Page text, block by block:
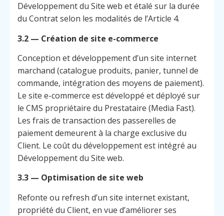
Développement du Site web et étalé sur la durée
du Contrat selon les modalités de l’Article 4.
3.2 — Création de site e-commerce
Conception et développement d’un site internet
marchand (catalogue produits, panier, tunnel de
commande, intégration des moyens de paiement).
Le site e-commerce est développé et déployé sur
le CMS propriétaire du Prestataire (Media Fast).
Les frais de transaction des passerelles de
paiement demeurent à la charge exclusive du
Client. Le coût du développement est intégré au
Développement du Site web.
3.3 — Optimisation de site web
Refonte ou refresh d’un site internet existant,
propriété du Client, en vue d’améliorer ses